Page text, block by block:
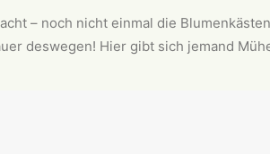
– noch nicht einmal die
deswegen! Hier gibt sich jemand